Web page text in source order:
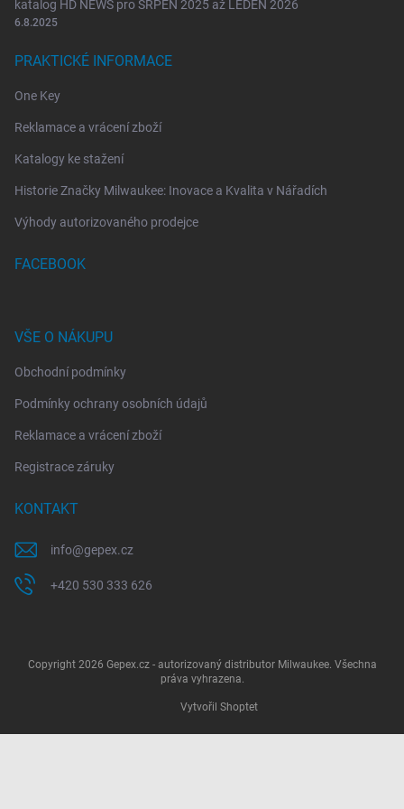
katalog HD NEWS pro SRPEN 2025 až LEDEN 2026
6.8.2025
PRAKTICKÉ INFORMACE
One Key
Reklamace a vrácení zboží
Katalogy ke stažení
Historie Značky Milwaukee: Inovace a Kvalita v Nářadích
Výhody autorizovaného prodejce
FACEBOOK
VŠE O NÁKUPU
Obchodní podmínky
Podmínky ochrany osobních údajů
Reklamace a vrácení zboží
Registrace záruky
KONTAKT
info@gepex.cz
+420 530 333 626
Vytvořil Shoptet
Copyright 2026 Gepex.cz - autorizovaný distributor Milwaukee. Všechna
práva vyhrazena.